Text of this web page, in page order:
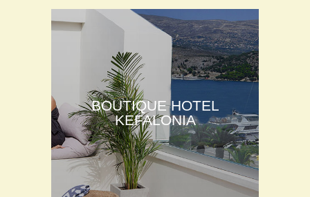
BOUTIQUE HOTEL
KEFALONIA